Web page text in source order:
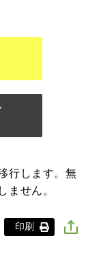
行します。無
ません。
印刷